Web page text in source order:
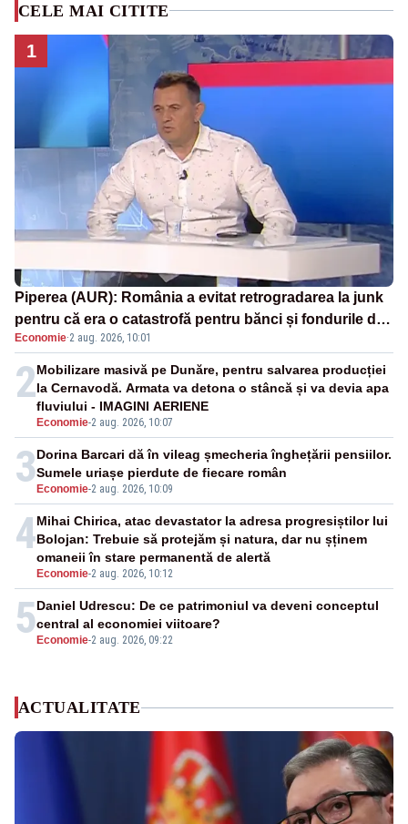
CELE MAI CITITE
1
Piperea (AUR): România a evitat retrogradarea la junk
pentru că era o catastrofă pentru bănci și fondurile de
pensii
Economie·2 aug. 2026, 10:01
2
Economie-2 aug. 2026, 10:07
Mobilizare masivă pe Dunăre, pentru salvarea producției
la Cernavodă. Armata va detona o stâncă și va devia apa
fluviului - IMAGINI AERIENE
3 Economie-2 aug. 2026, 10:09
Dorina Barcari dă în vileag șmecheria înghețării pensiilor.
Sumele uriașe pierdute de fiecare român
4
Economie-2 aug. 2026, 10:12
Mihai Chirica, atac devastator la adresa progresiștilor lui
Bolojan: Trebuie să protejăm și natura, dar nu șținem
omaneii în stare permanentă de alertă
5 Economie-2 aug. 2026, 09:22
Daniel Udrescu: De ce patrimoniul va deveni conceptul
central al economiei viitoare?
ACTUALITATE